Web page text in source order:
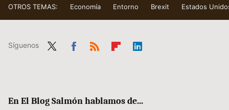
OTROS TEMAS: Economía Entorno Brexit Estados
Síguenos
En El Blog Salmón hablamos de...